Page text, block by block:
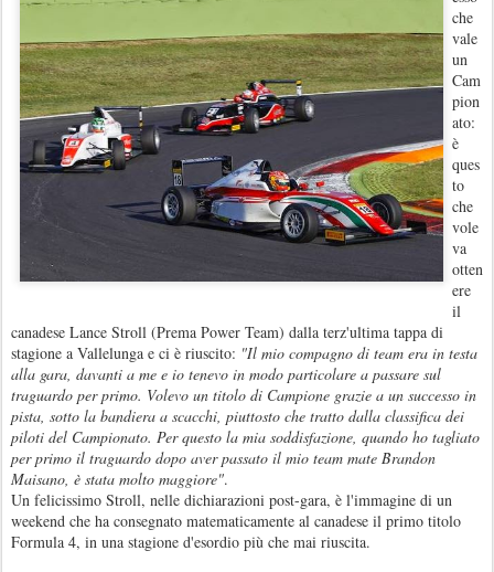
che
vale
un
Cam
pion
ato:
è
ques
to
che
vole
va
otten
ere
il
canadese Lance Stroll (Prema Power Team) dalla terz'ultima tappa di
stagione a Vallelunga e ci è riuscito: "Il mio compagno di team era in testa
alla gara, davanti a me e io tenevo in modo particolare a passare sul
traguardo per primo. Volevo un titolo di Campione grazie a un successo in
pista, sotto la bandiera a scacchi, piuttosto che tratto dalla classifica dei
piloti del Campionato. Per questo la mia soddisfazione, quando ho tagliato
per primo il traguardo dopo aver passato il mio team mate Brandon
Maisano, è stata molto maggiore".
Un felicissimo Stroll, nelle dichiarazioni post-gara, è l'immagine di un
weekend che ha consegnato matematicamente al canadese il primo titolo
Formula 4, in una stagione d'esordio più che mai riuscita.